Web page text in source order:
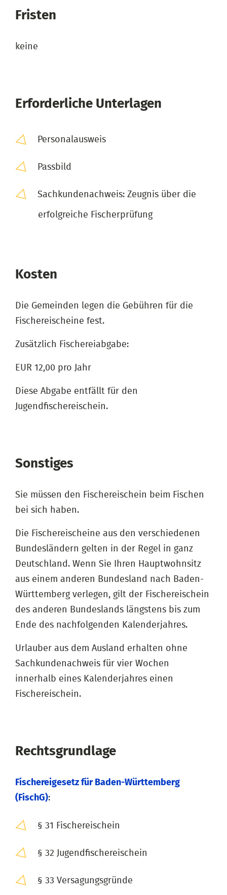
Fristen
keine
Erforderliche Unterlagen
Personalausweis
Passbild
Sachkundenachweis: Zeugnis über die
erfolgreiche Fischerprüfung
Kosten
Die Gemeinden legen die Gebühren für die
Fischereischeine fest.
Zusätzlich Fischereiabgabe:
EUR 12,00 pro Jahr
Diese Abgabe entfällt für den
Jugendfischereischein.
Sonstiges
Sie müssen den Fischereischein beim Fischen
bei sich haben.
Die Fischereischeine aus den verschiedenen
Bundesländern gelten in der Regel in ganz
Deutschland. Wenn Sie Ihren Hauptwohnsitz
aus einem anderen Bundesland nach Baden-
Württemberg verlegen, gilt der Fischereischein
des anderen Bundeslands längstens bis zum
Ende des nachfolgenden Kalenderjahres.
Urlauber aus dem Ausland erhalten ohne
Sachkundenachweis für vier Wochen
innerhalb eines Kalenderjahres einen
Fischereischein.
Rechtsgrundlage
Fischereigesetz für Baden-Württemberg
(FischG):
§ 31 Fischereischein
§ 32 Jugendfischereischein
§ 33 Versagungsgründe